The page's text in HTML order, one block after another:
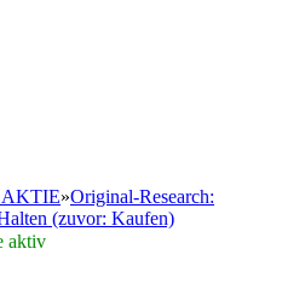
»Original-Research:
(zuvor: Kaufen)
aktiv